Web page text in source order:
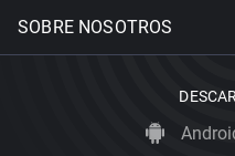
SOBRE NOSOTROS